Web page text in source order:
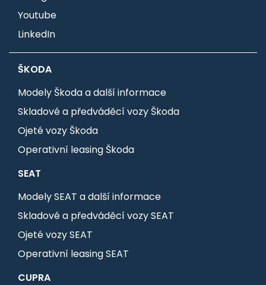
Youtube
LinkedIn
ŠKODA
Modely Škoda a další informace
Skladové a předváděcí vozy Škoda
Ojeté vozy Škoda
Operativní leasing Škoda
SEAT
Modely SEAT a další informace
Skladové a předváděcí vozy SEAT
Ojeté vozy SEAT
Operativní leasing SEAT
CUPRA